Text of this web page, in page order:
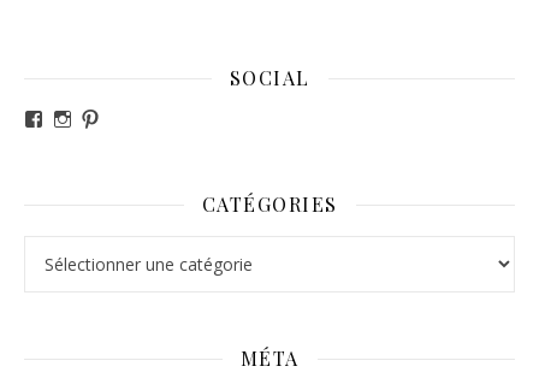
SOCIAL
Voir le profil de revesdefripouilles sur Facebook
Voir le profil de claire_revesdefripouilles sur
CATÉGORIES
MÉTA